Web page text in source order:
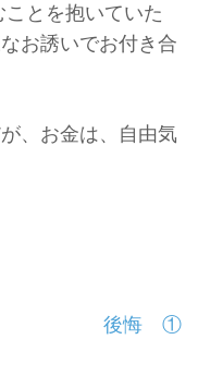
とを抱いていた
お誘いでお付き合
、お金は、自由気
後悔 ①